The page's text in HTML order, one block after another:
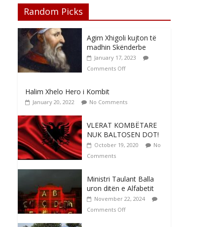
Random Picks
Agim Xhigoli kujton të
madhin Skënderbe
January 17, 2023
Comments Off
Halim Xhelo Hero i Kombit
January 20, 2022 No Comments
VLERAT KOMBËTARE
NUK BALTOSEN DOT!
October 19, 2020
No
Comments
Ministri Taulant Balla
uron ditën e Alfabetit
November 22, 2024
Comments Off